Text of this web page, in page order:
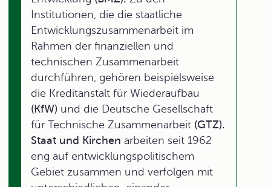
Institutionen, die die staatliche
Entwicklungszusammenarbeit im
Rahmen der finanziellen und
technischen Zusammenarbeit
durchführen, gehören beispielsweise
die Kreditanstalt für Wiederaufbau
(KfW) und die Deutsche Gesellschaft
für Technische Zusammenarbeit (GTZ).
Staat und Kirchen arbeiten seit 1962
eng auf entwicklungspolitischem
Gebiet zusammen und verfolgen mit